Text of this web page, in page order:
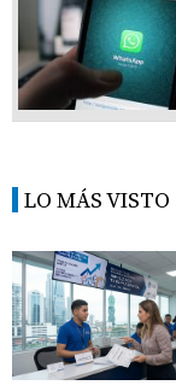
LO MÁS VISTO